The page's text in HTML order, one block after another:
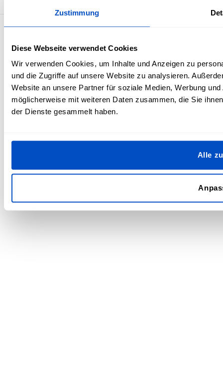
Zustimmung
Diese Webseite verwendet Cookies
Wir verwenden Cookies, um Inhalte und Anzeigen zu
und die Zugriffe auf unsere Website zu analysieren.
Website an unsere Partner für soziale Medien, Werbung
möglicherweise mit weiteren Daten zusammen, die Sie
der Dienste gesammelt haben.
Alle
© 2026 Dutchlabelshop℠ BOMA EU BV, Kraanspoor 50, Amsterdam,
1033 SE Niederlande